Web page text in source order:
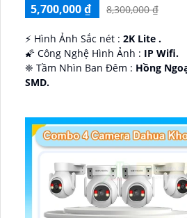
5,700,000 ₫
8,300,000 ₫
️⚡ Hình Ảnh Sắc nét : 2K Lite .
🌠 Công Nghệ Hình Ảnh : IP Wifi.
❈ Tầm Nhìn Ban Đêm : Hồng
SMD.